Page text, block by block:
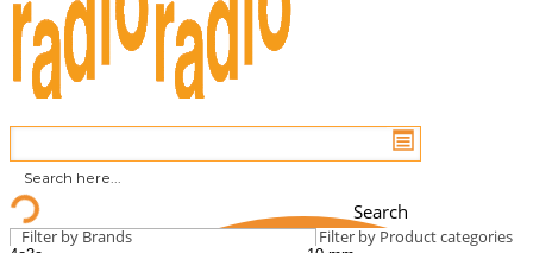
Search
Filter by Brands Filter by Product categories